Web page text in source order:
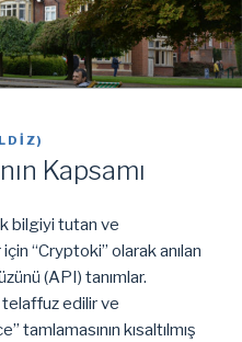
)
Kapsamı
bilgiyi tutan ve
“Cryptoki” olarak anılan
(API) tanımlar.
edilir ve
kısaltılmış